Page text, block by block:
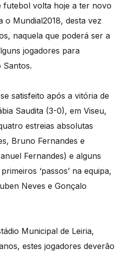
futebol volta hoje a ter novo
o Mundial2018, desta vez
naquela que poderá ser a
jogadores para
Santos.
satisfeito após a vitória de
Saudita (3-0), em Viseu,
estreias absolutas
Bruno Fernandes e
Fernandes) e alguns
‘passos’ na equipa,
Neves e Gonçalo
Municipal de Leiria,
estes jogadores deverão